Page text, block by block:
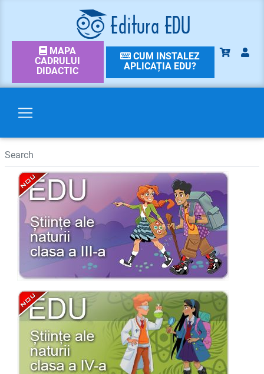
MAPA
CADRULUI
DIDACTIC
CUM INSTALEZ
APLICAȚIA EDU?